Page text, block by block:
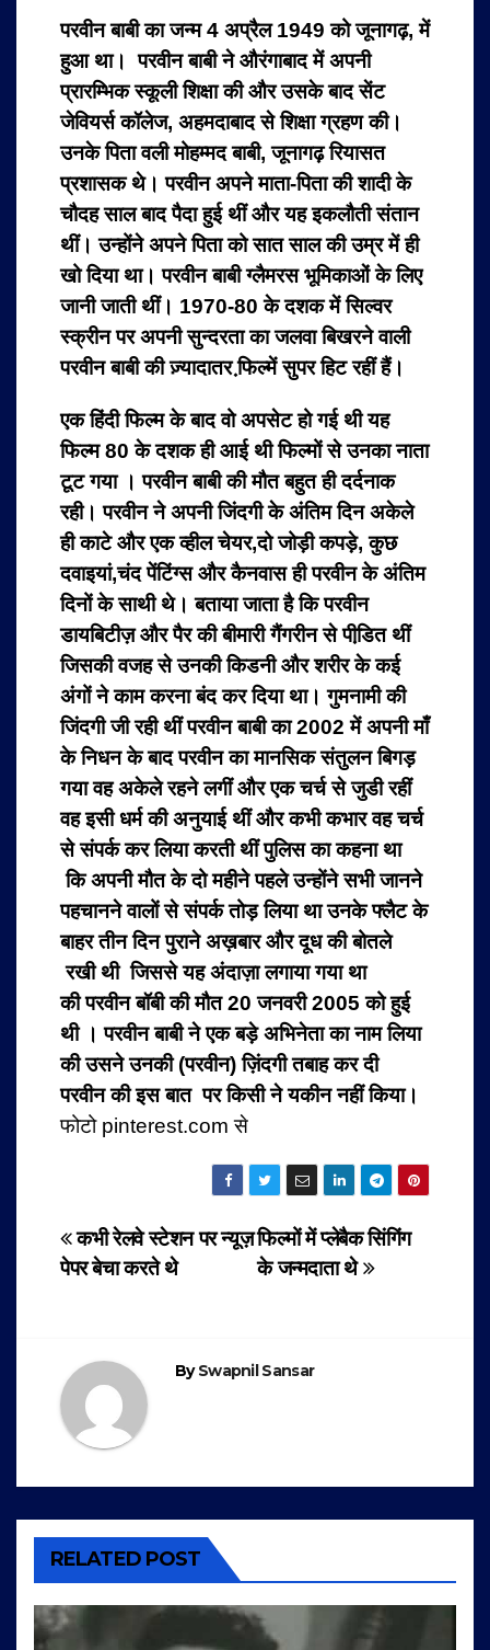
परवीन बाबी का जन्म 4 अप्रैल 1949 को जूनागढ़, में
हुआ था। परवीन बाबी ने औरंगाबाद में अपनी
प्रारम्भिक स्कूली शिक्षा की और उसके बाद सेंट
जेवियर्स कॉलेज, अहमदाबाद से शिक्षा ग्रहण की।
उनके पिता वली मोहम्मद बाबी, जूनागढ़ रियासत
प्रशासक थे। परवीन अपने माता-पिता की शादी के
चौदह साल बाद पैदा हुई थीं और यह इकलौती संतान
थीं। उन्होंने अपने पिता को सात साल की उम्र में ही
खो दिया था।परवीन बाबी ग्लैमरस भूमिकाओं के लिए
जानी जाती थीं। 1970-80 के दशक में सिल्वर
स्क्रीन पर अपनी सुन्दरता का जलवा बिखरने वाली
परवीन बाबी की ज़्यादातर फि़ल्में सुपर हिट रहीं हैं।
एक हिंदी फिल्म के बाद वो अपसेट हो गई थी यह
फिल्म 80 के दशक ही आई थी फिल्मों से उनका नाता
टूट गया । परवीन बाबी की मौत बहुत ही दर्दनाक
रही। परवीन ने अपनी जिंदगी के अंतिम दिन अकेले
ही काटे और एक व्हील चेयर,दो जोड़ी कपड़े, कुछ
दवाइयां,चंद पेंटिंग्स और कैनवास ही परवीन के अंतिम
दिनों के साथी थे। बताया जाता है कि परवीन
डायबिटीज़ और पैर की बीमारी गैंगरीन से पीडि़त थीं
जिसकी वजह से उनकी किडनी और शरीर के कई
अंगों ने काम करना बंद कर दिया था। गुमनामी की
जिंदगी जी रही थीं परवीन बाबी का 2002 में अपनी माँ
के निधन के बाद परवीन का मानसिक संतुलन बिगड़
गया वह अकेले रहने लगीं और एक चर्च से जुडी रहीं
वह इसी धर्म की अनुयाई थीं और कभी कभार वह चर्च
से संपर्क कर लिया करती थीं पुलिस का कहना था
कि अपनी मौत के दो महीने पहले उन्होंने सभी जानने
पहचानने वालों से संपर्क तोड़ लिया था उनके फ्लैट के
बाहर तीन दिन पुराने अख़बार और दूध की बोतले
रखी थी जिससे यह अंदाज़ा लगाया गया था
की परवीन बॉबी की मौत 20 जनवरी 2005 को हुई
थी ।परवीन बाबी ने एक बड़े अभिनेता का नाम लिया
की उसने उनकी (परवीन) ज़िंदगी तबाह कर दी
परवीन की इस बात पर किसी ने यकीन नहीं किया।
फोटो pinterest.com से
Post
फिल्मों में प्लेबैक सिंगिंग
के जन्मदाता थे
कभी रेलवे स्टेशन पर न्यूज़
पेपर बेचा करते थे
BySwapnil Sansar
RELATED POST